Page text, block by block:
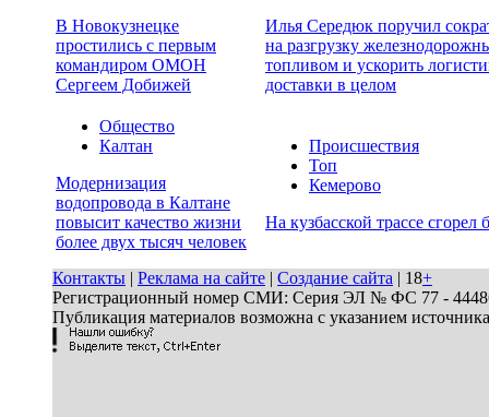
В Новокузнецке
простились с первым
командиром ОМОН
Сергеем Добижей
Илья Середюк поручил
на разгрузку
топливом и ускорить
доставки в целом
Общество
Калтан
Модернизация
водопровода в Калтане
повысит качество жизни
более двух тысяч человек
Происшествия
Топ
Кемерово
На кузбасской трассе сгорел
Контакты | Реклама на сайте | Создание сайта | 18+
Регистрационный номер СМИ: Серия ЭЛ № ФС 77 - 44486
Публикация материалов возможна с указанием